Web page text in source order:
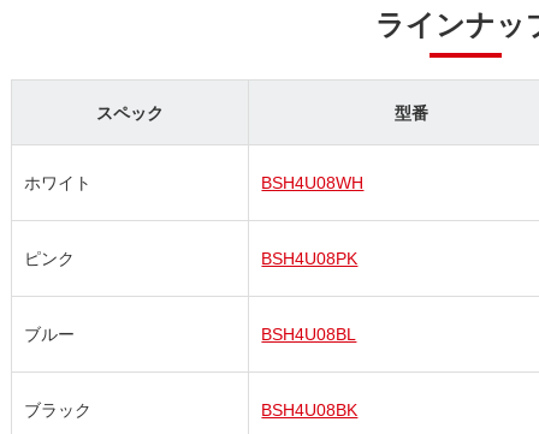
ラインナッ
スペック 型番
ホワイト BSH4U08WH
ピンク BSH4U08PK
ブルー BSH4U08BL
ブラック BSH4U08BK